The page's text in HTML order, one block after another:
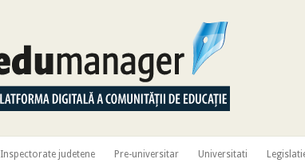
Inspectorate judetene Pre-universitar Universitati